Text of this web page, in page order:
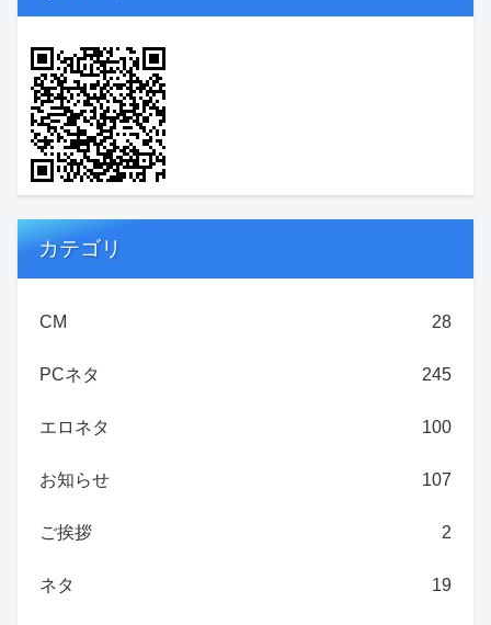
カテゴリ
CM 28
PCネタ 245
エロネタ 100
お知らせ 107
ご挨拶 2
ネタ 19